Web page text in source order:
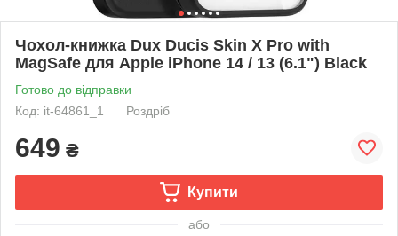
Чохол-книжка Dux Ducis Skin X Pro with
MagSafe для Apple iPhone 14 / 13 (6.1") Black
Готово до відправки
Код: it-64861_1
Роздріб
649 ₴
Купити
або